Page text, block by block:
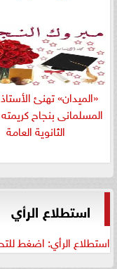
«الميدان» تهنئ
المسلمانى بنجاح
الثانوية العامة
استطلاع الرأي
استطلاع الرأي: اضغط